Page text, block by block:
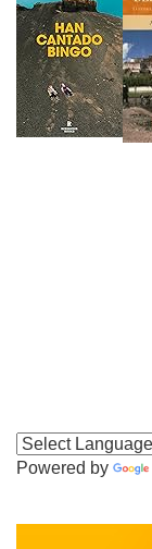
Powered by